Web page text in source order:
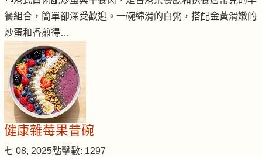
餐組合，簡單卻深受歡迎。一碗綿滑的白粥，搭配金黃滑嫩的
炒蛋和香煎得…
健康雜莓果昔碗
七 08, 2025點擊數: 1297